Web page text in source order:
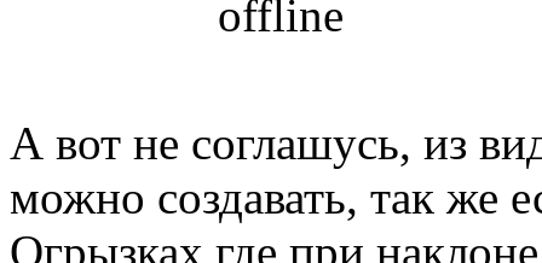
А вот не соглашусь, из
можно создавать, так же
Огрызках где при